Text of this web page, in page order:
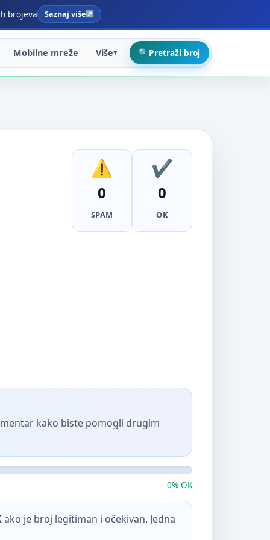
brojeva Saznaj više
Mobilne mreže Više Pretraži broj
0
SPAM
0
OK
kako biste pomogli drugim
0% OK
ako je broj legitiman i očekivan. Jedna